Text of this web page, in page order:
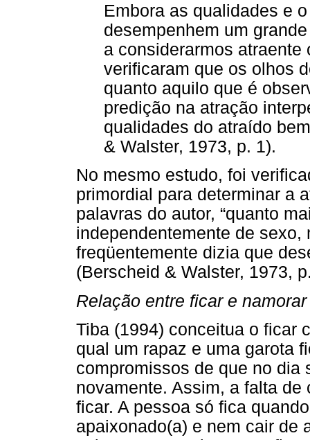
Embora as qualidades e
desempenhem um
a considerarmos
verificaram que os olhos
quanto aquilo que é
predição na atração
qualidades do atraído
& Walster, 1973, p. 1).
No mesmo estudo, foi
primordial para determinar a
palavras do autor, “quanto
independentemente de
freqüentemente dizia que
(Berscheid & Walster, 1973,
Relação entre ficar e namorar
Tiba (1994) conceitua o ficar
qual um rapaz e uma garota
compromissos de que no dia
novamente. Assim, a falta
ficar. A pessoa só fica
apaixonado(a) e nem cair de